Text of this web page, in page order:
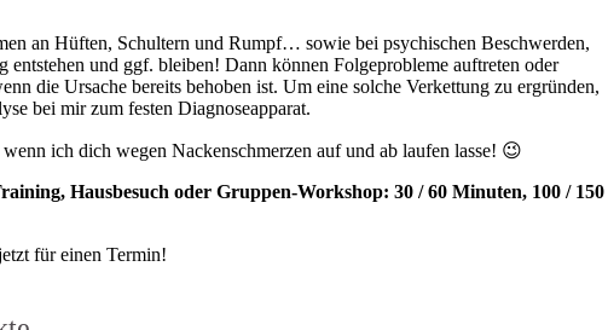
an Hüften, Schultern und Rumpf… sowie bei psychischen Beschwerden,
entstehen und ggf. bleiben! Dann können Folgeprobleme auftreten oder
die Ursache bereits behoben ist. Um eine solche Verkettung zu ergründen,
bei mir zum festen Diagnoseapparat.
ich dich wegen Nackenschmerzen auf und ab laufen lasse! 😉
Hausbesuch oder Gruppen-Workshop: 30 / 60 Minuten, 100 / 150
für einen Termin!